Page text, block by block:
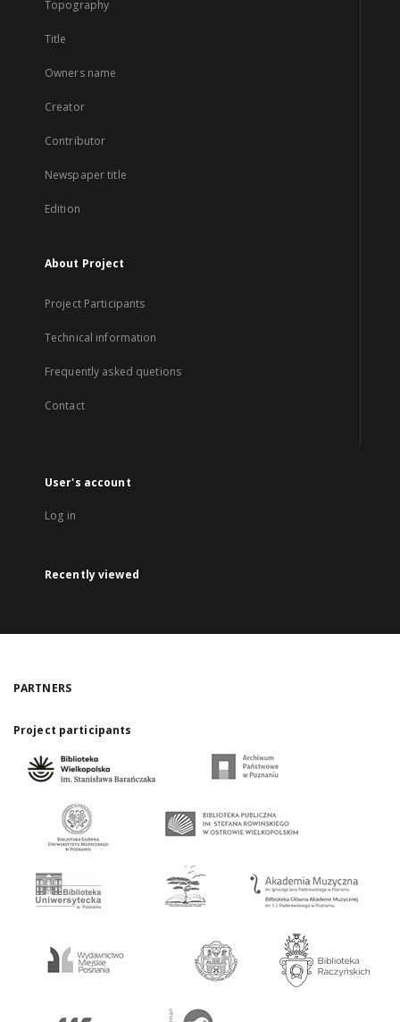
Topography
Title
Owners name
Creator
Contributor
Newspaper title
Edition
About Project
Project Participants
Technical information
Frequently asked quetions
Contact
User's account
Log in
Recently viewed
PARTNERS
Project participants